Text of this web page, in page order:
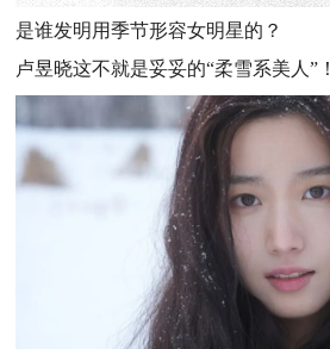
是谁发明用季节形容女明星的？
卢昱晓这不就是妥妥的“柔雪系美人”！